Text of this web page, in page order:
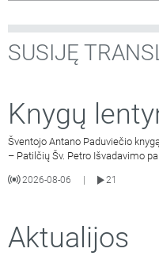
Živilė Kielienė. Laidą
SUSIJĘ
Knygų
Šventojo Antano Paduviečio
– Patilčių Šv. Petro Išvadavimo
2026-08-06
21
Aktualijos